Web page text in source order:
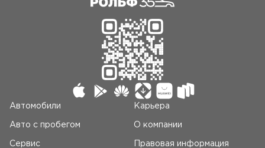
Автомобили
Авто c пробегом
Сервис
Карьера
О компании
Правовая информация